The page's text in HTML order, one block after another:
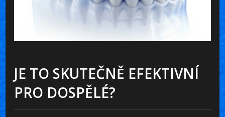
JE TO SKUTEČNĚ EFEKTIVNÍ
PRO DOSPĚLÉ?